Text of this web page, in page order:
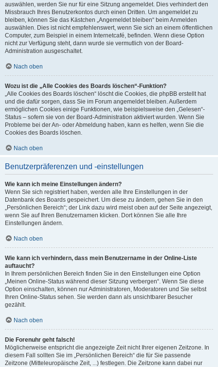
auswählen, werden Sie nur für eine Sitzung angemeldet. Dies verhindert den
Missbrauch Ihres Benutzerkontos durch einen Dritten. Um angemeldet zu
bleiben, können Sie das Kästchen „Angemeldet bleiben“ beim Anmelden
auswählen. Dies ist nicht empfehlenswert, wenn Sie sich an einem öffentlichen
Computer, zum Beispiel in einem Internetcafé, befinden. Wenn diese Option
nicht zur Verfügung steht, dann wurde sie vermutlich von der Board-
Administration ausgeschaltet.
Nach oben
Wozu ist die „Alle Cookies des Boards löschen“-Funktion?
„Alle Cookies des Boards löschen“ löscht die Cookies, die phpBB erstellt hat
und die dafür sorgen, dass Sie im Forum angemeldet bleiben. Außerdem
ermöglichen Cookies einige Funktionen, wie beispielsweise den „Gelesen“-
Status – sofern sie von der Board-Administration aktiviert wurden. Wenn Sie
Probleme bei der An- oder Abmeldung haben, kann es helfen, wenn Sie die
Cookies des Boards löschen.
Nach oben
Benutzerpräferenzen und -einstellungen
Wie kann ich meine Einstellungen ändern?
Wenn Sie sich registriert haben, werden alle Ihre Einstellungen in der
Datenbank des Boards gespeichert. Um diese zu ändern, gehen Sie in den
„Persönlichen Bereich“; der Link dazu wird meist oben auf der Seite angezeigt,
wenn Sie auf Ihren Benutzernamen klicken. Dort können Sie alle Ihre
Einstellungen ändern.
Nach oben
Wie kann ich verhindern, dass mein Benutzername in der Online-Liste
auftaucht?
In Ihrem persönlichen Bereich finden Sie in den Einstellungen eine Option
„Meinen Online-Status während dieser Sitzung verbergen“. Wenn Sie diese
Option einschalten, können nur Administratoren, Moderatoren und Sie selbst
Ihren Online-Status sehen. Sie werden dann als unsichtbarer Besucher
gezählt.
Nach oben
Die Forenuhr geht falsch!
Möglicherweise entspricht die angezeigte Zeit nicht Ihrer eigenen Zeitzone. In
diesem Fall sollten Sie im „Persönlichen Bereich“ die für Sie passende
Zeitzone (Mitteleuropäische Zeit, ...) festlegen. Die Zeitzone kann dabei nur